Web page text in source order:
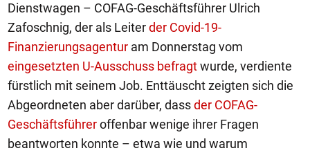
Dienstwagen – COFAG-Geschäftsführer Ulrich
Zafoschnig, der als Leiterder Covid-19-
Finanzierungsagentur am Donnerstag vom
eingesetzten U-Ausschuss befragtwurde, verdiente
fürstlich mit seinem Job. Enttäuscht zeigten sich die
Abgeordneten aber darüber, dassder COFAG-
Geschäftsführeroffenbar wenige ihrer Fragen
beantworten konnte – etwa wie und warum